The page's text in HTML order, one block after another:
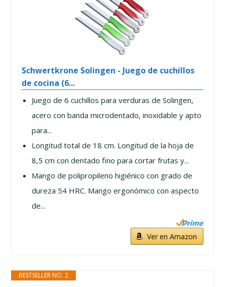
Schwertkrone Solingen - Juego de cuchillos
de cocina (6...
Juego de 6 cuchillos para verduras de Solingen,
acero con banda microdentado, inoxidable y apto
para...
Longitud total de 18 cm. Longitud de la hoja de
8,5 cm con dentado fino para cortar frutas y...
Mango de polipropileno higiénico con grado de
dureza 54 HRC. Mango ergonómico con aspecto
de...
Ver en Amazon
BESTSELLER NO. 2